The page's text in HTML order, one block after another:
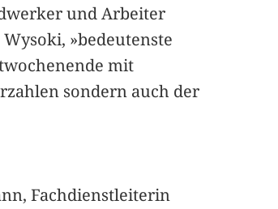
und Arbeiter
»bedeutenste
mit
sondern auch der
Fachdienstleiterin